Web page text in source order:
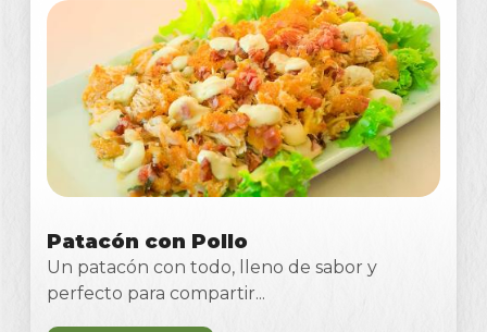
Patacón con Pollo
Un patacón con todo, lleno de sabor y
perfecto para compartir...